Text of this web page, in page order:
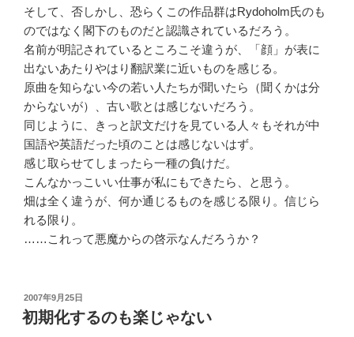
そして、否しかし、恐らくこの作品群はRydoholm氏のも
のではなく閣下のものだと認識されているだろう。
名前が明記されているところこそ違うが、「顔」が表に
出ないあたりやはり翻訳業に近いものを感じる。
原曲を知らない今の若い人たちが聞いたら（聞くかは分
からないが）、古い歌とは感じないだろう。
同じように、きっと訳文だけを見ている人々もそれが中
国語や英語だった頃のことは感じないはず。
感じ取らせてしまったら一種の負けだ。
こんなかっこいい仕事が私にもできたら、と思う。
畑は全く違うが、何か通じるものを感じる限り。信じら
れる限り。
……これって悪魔からの啓示なんだろうか？
投
稿
日:
2007年9月25日
初期化するのも楽じゃない